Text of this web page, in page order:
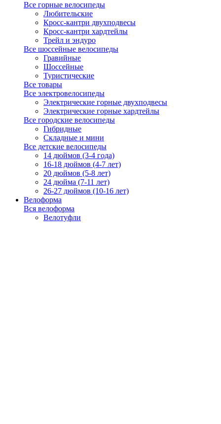
Все горные велосипеды
Любительские
Кросс-кантри двухподвесы
Кросс-кантри хардтейлы
Трейл и эндуро
Все шоссейные велосипеды
Гравийные
Шоссейные
Туристические
Все товары
Все электровелосипеды
Электрические горные двухподвесы
Электрические горные хардтейлы
Все городские велосипеды
Гибридные
Складные и мини
Все детские велосипеды
14 дюймов (3-4 года)
16-18 дюймов (4-7 лет)
20 дюймов (5-8 лет)
24 дюйма (7-11 лет)
26-27 дюймов (10-16 лет)
Велоформа
Вся велоформа
Велотуфли